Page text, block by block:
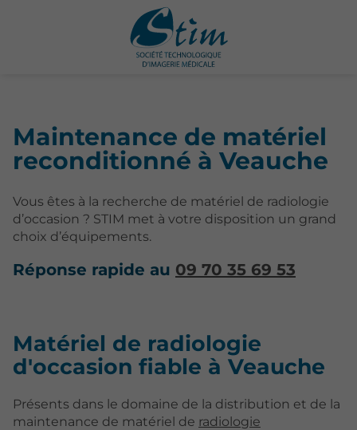
Maintenance de matériel
reconditionné à Veauche
Vous êtes à la recherche de matériel de radiologie
d’occasion ? STIM met à votre disposition un grand
choix d’équipements.
Réponse rapide au 09 70 35 69 53
Matériel de radiologie
d'occasion fiable à Veauche
Présents dans le domaine de la distribution et de la
maintenance de matériel de radiologie